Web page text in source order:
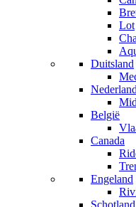
Lot
Duitsland
Nederland
België
Canada
Engeland
Schotland